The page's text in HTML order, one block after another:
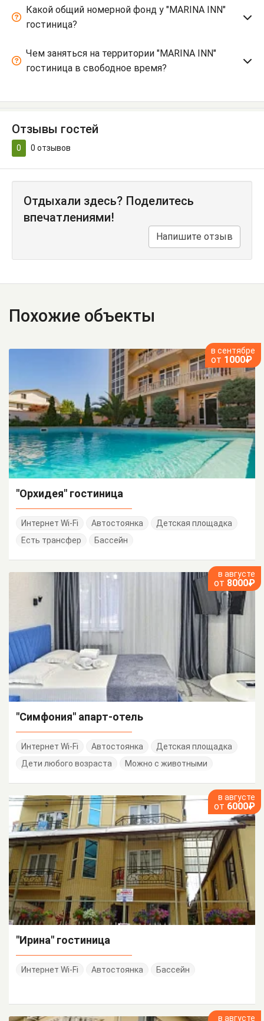
Какой общий номерной фонд у "MARINA INN"
гостиница?
Чем заняться на территории "MARINA INN"
гостиница в свободное время?
Отзывы гостей
0 0 отзывов
Отдыхали здесь? Поделитесь
впечатлениями!
Напишите отзыв
Похожие объекты
в сентябре
от 1000₽
"Орхидея" гостиница
Интернет Wi-Fi Автостоянка
Детская площадка
Есть трансфер
Бассейн
в августе
от 8000₽
"Симфония" апарт-отель
Интернет Wi-Fi Автостоянка
Детская площадка
Дети любого возраста
Можно с животными
в августе
от 6000₽
"Ирина" гостиница
Интернет Wi-Fi Автостоянка Бассейн
в августе